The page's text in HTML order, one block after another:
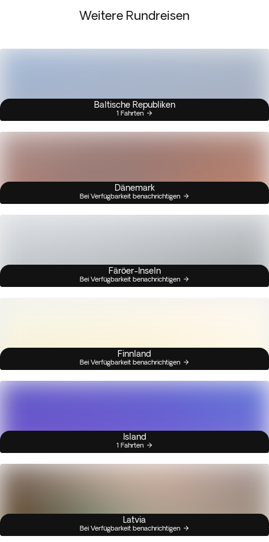
Weitere Rundreisen
Baltische Republiken
1 Fahrten
Dänemark
Bei Verfügbarkeit benachrichtigen
Färöer-Inseln
Bei Verfügbarkeit benachrichtigen
Finnland
Bei Verfügbarkeit benachrichtigen
Island
1 Fahrten
Latvia
Bei Verfügbarkeit benachrichtigen